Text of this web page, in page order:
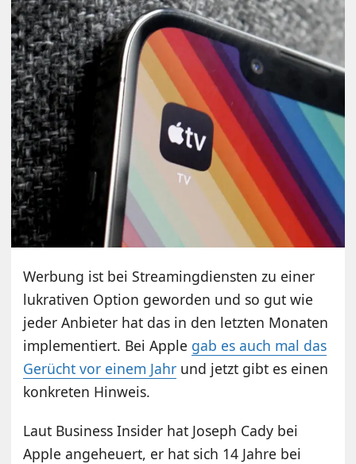
Werbung ist bei Streamingdiensten zu einer
lukrativen Option geworden und so gut wie
jeder Anbieter hat das in den letzten Monaten
implementiert. Bei Apple gab es auch mal das
Gerücht vor einem Jahr und jetzt gibt es einen
konkreten Hinweis.
Laut Business Insider hat Joseph Cady bei
Apple angeheuert, er hat sich 14 Jahre bei